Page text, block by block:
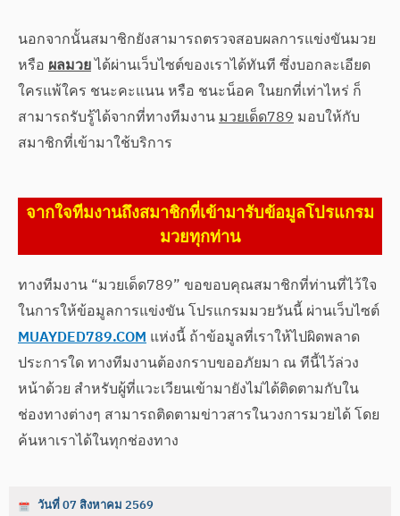
นอกจากนั้นสมาชิกยังสามารถตรวจสอบผลการแข่งขันมวย
หรือผลมวยได้ผ่านเว็บไซต์ของเราได้ทันที ซึ่งบอกละเอียด
ใครแพ้ใคร ชนะคะแนน หรือ ชนะน็อค ในยกที่เท่าไหร่ ก็
สามารถรับรู้ได้จากที่ทางทีมงานมวยเด็ด789มอบให้กับ
สมาชิกที่เข้ามาใช้บริการ
จากใจทีมงานถึงสมาชิกที่เข้ามารับข้อมูลโปรแกรม
มวยทุกท่าน
ทางทีมงาน “มวยเด็ด789” ขอขอบคุณสมาชิกที่ท่านที่ไว้ใจ
ในการให้ข้อมูลการแข่งขัน โปรแกรมมวยวันนี้ ผ่านเว็บไซต์
MUAYDED789.COMแห่งนี้ ถ้าข้อมูลที่เราให้ไปผิดพลาด
ประการใด ทางทีมงานต้องกราบขออภัยมา ณ ทีนี้ไว้ล่วง
หน้าด้วย สำหรับผู้ที่แวะเวียนเข้ามายังไม่ได้ติดตามกับใน
ช่องทางต่างๆ สามารถติดตามข่าวสารในวงการมวยได้ โดย
ค้นหาเราได้ในทุกช่องทาง
วันที่ 07 สิงหาคม 2569